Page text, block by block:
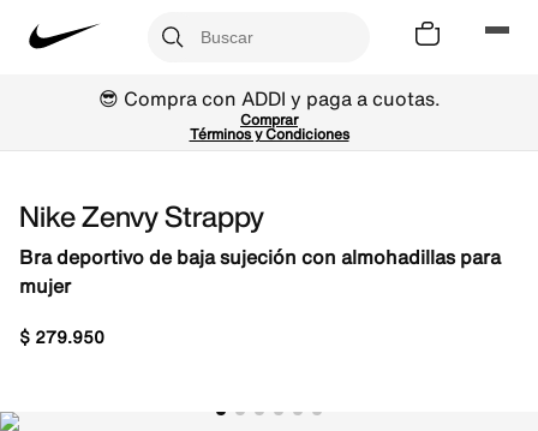
😎 Compra con ADDI y paga a cuotas.
Comprar
Términos y Condiciones
Nike Zenvy Strappy
Bra deportivo de baja sujeción con almohadillas para
mujer
$ 279.950